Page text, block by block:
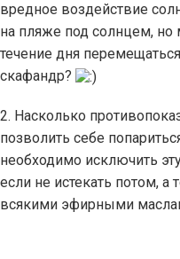
вредное воздействие
на пляже под солнцем, но
течение дня
скафандр?
2. Насколько
позволить себе
необходимо исключить
если не истекать потом, а
всякими эфирными